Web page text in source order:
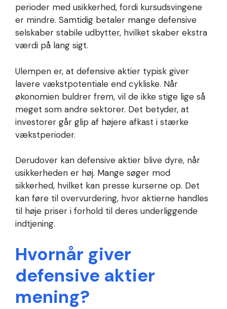
perioder med usikkerhed, fordi kursudsvingene
er mindre. Samtidig betaler mange defensive
selskaber stabile udbytter, hvilket skaber ekstra
værdi på lang sigt.
Ulempen er, at defensive aktier typisk giver
lavere vækstpotentiale end cykliske. Når
økonomien buldrer frem, vil de ikke stige lige så
meget som andre sektorer. Det betyder, at
investorer går glip af højere afkast i stærke
vækstperioder.
Derudover kan defensive aktier blive dyre, når
usikkerheden er høj. Mange søger mod
sikkerhed, hvilket kan presse kurserne op. Det
kan føre til overvurdering, hvor aktierne handles
til høje priser i forhold til deres underliggende
indtjening.
Hvornår giver
defensive aktier
mening?